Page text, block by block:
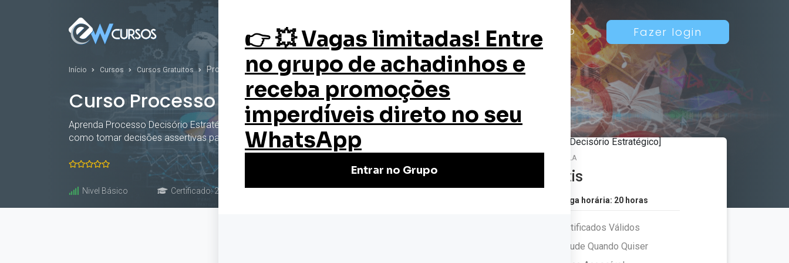
Cursos Quem Somos Certificado Blog Contato Fazer login
Início Cursos Cursos Gratuitos Processo Decisório Estratégico
Curso Processo Decisório Estratégico
Aprenda Processo Decisório Estratégico de graça neste curso online. Descubra
como tomar decisões assertivas para alcançar resultados nos negócios.
Nivel Básico Certificado: 20 horas
MATRÍCULA
Grátis
Carga horária: 20 horas
Certificados Válidos
Estude Quando Quiser